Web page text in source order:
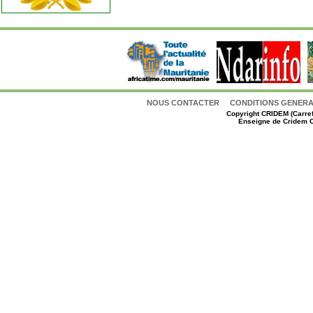
NOUS CONTACTER CONDITIONS
CopyrightCRIDEM
Enseigne de Cridem